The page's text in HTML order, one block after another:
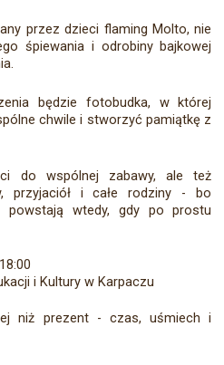
przez dzieci flaming Molto, nie
śpiewania i odrobiny bajkowej
będzie fotobudka, w której
chwile i stworzyć pamiątkę z
do wspólnej zabawy, ale też
przyjaciół i całe rodziny - bo
powstają wtedy, gdy po prostu
i Kultury w Karpaczu
niż prezent - czas, uśmiech i